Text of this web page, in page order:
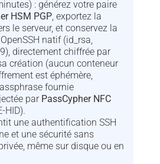
: générez votre paire
HSM PGP, exportez la
le serveur, et conservez la
natif (id_rsa,
directement chiffrée par
création (aucun conteneur
est éphémère,
fournie
par PassCypher NFC
HID).
une authentification SSH
et une sécurité sans
même sur disque ou en